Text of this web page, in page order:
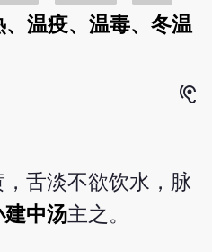
、温疫、温毒、冬温
hearing
舌淡不欲饮水，脉
建中汤主之。